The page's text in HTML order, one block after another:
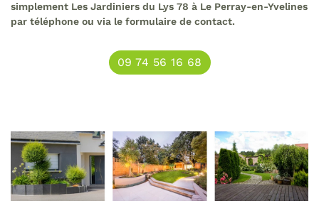
simplement Les Jardiniers du Lys 78 à Le Perray-en-Yvelines
par téléphone ou via le formulaire de contact.
09 74 56 16 68